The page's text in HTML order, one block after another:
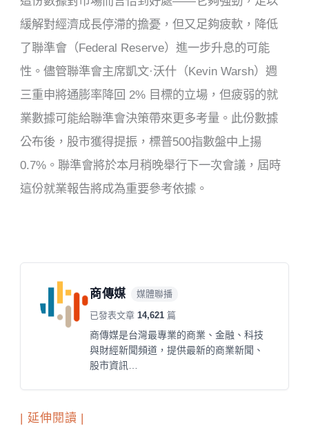
緩解對經濟成長停滯的擔憂，但又足夠疲軟，降低
了聯準會（Federal Reserve）進一步升息的可能
性。儘管聯準會主席凱文·沃什（Kevin Warsh）週
三重申將通膨率降回 2% 目標的立場，但疲弱的就
業數據可能給聯準會決策帶來更多考量。此份數據
公布後，股市獲得提振，標普500指數盤中上揚
0.7%。聯準會將於本月稍晚舉行下一次會議，屆時
這份就業報告將成為重要參考依據。
商傳媒 媒體聯播
已發表文章14,621 篇
商傳媒是台灣最專業的商業、金融、科技
與財經新聞頻道，提供最新的商業新聞、
股市資訊…
| 延伸閱讀 |